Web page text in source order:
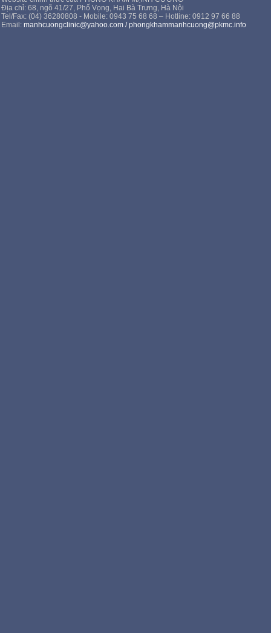
Địa chỉ: 68, ngõ 41/27, Phố Vọng, Hai Bà Trưng, Hà Nội
Tel/Fax: (04) 36280808 - Mobile: 0943 75 68 68 – Hotline: 0912 97 66 88
Email:manhcuongclinic@yahoo.com /phongkhammanhcuong@pkmc.info